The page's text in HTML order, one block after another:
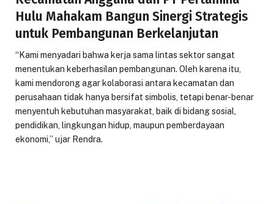
Hulu Mahakam Bangun Sinergi Strategis
untuk Pembangunan Berkelanjutan
“Kami menyadari bahwa kerja sama lintas sektor sangat
menentukan keberhasilan pembangunan. Oleh karena itu,
kami mendorong agar kolaborasi antara kecamatan dan
perusahaan tidak hanya bersifat simbolis, tetapi benar-benar
menyentuh kebutuhan masyarakat, baik di bidang sosial,
pendidikan, lingkungan hidup, maupun pemberdayaan
ekonomi,” ujar Rendra.